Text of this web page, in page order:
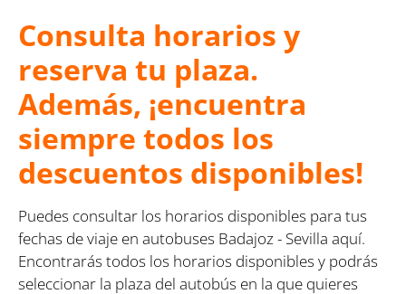
Consulta horarios y
reserva tu plaza.
Además, ¡encuentra
siempre todos los
descuentos disponibles!
Puedes consultar los horarios disponibles para tus
fechas de viaje en autobuses Badajoz - Sevilla aquí.
Encontrarás todos los horarios disponibles y podrás
seleccionar la plaza del autobús en la que quieres